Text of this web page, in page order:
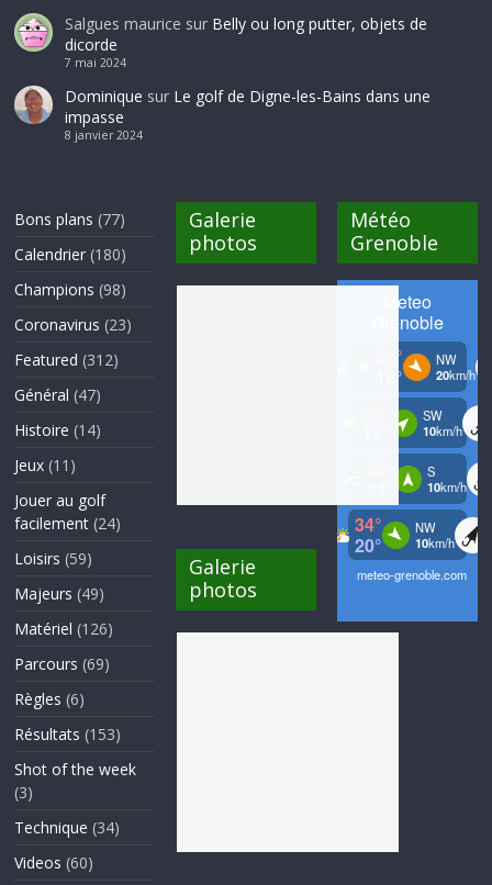
Salgues maurice sur Belly ou long putter, objets de
dicorde
7 mai 2024
Dominique sur Le golf de Digne-les-Bains dans une
impasse
8 janvier 2024
Bons plans (77)
Calendrier (180)
Champions (98)
Coronavirus (23)
Featured (312)
Général (47)
Histoire (14)
Jeux (11)
Jouer au golf
facilement (24)
Loisirs (59)
Majeurs (49)
Matériel (126)
Parcours (69)
Règles (6)
Résultats (153)
Shot of the week
(3)
Technique (34)
Videos (60)
Galerie
photos
Galerie
photos
Météo
Grenoble